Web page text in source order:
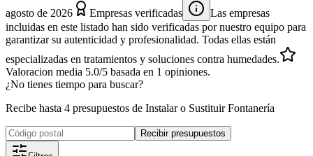
agosto de 2026
Empresas verificadas
Las empresas
incluidas en este listado han sido verificadas por nuestro equipo para
garantizar su autenticidad y profesionalidad. Todas ellas están
especializadas en tratamientos y soluciones contra humedades.
Valoracion media 5.0/5 basada en 1 opiniones.
¿No tienes tiempo para buscar?
Recibe hasta 4 presupuestos de Instalar o Sustituir Fontanería
Recibir presupuestos